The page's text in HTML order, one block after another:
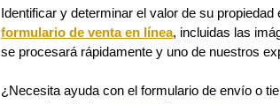
Identificar y determinar el valor de su
formulario de venta en línea, incluidas las
se procesará rápidamente y uno de nuestros
¿Necesita ayuda con el formulario de envío o